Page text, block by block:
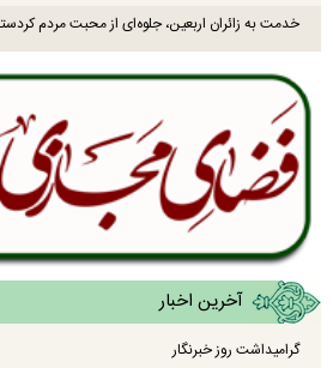
خدمت به زائران اربعین، جلوه‌ای از محبت مردم
آخرین اخبار
گرامیداشت روز خبرنگار